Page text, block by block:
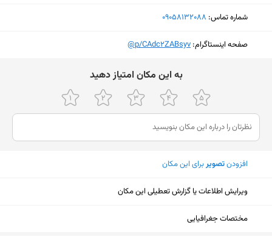
شماره تماس: ‎09058132088
صفحه اینستاگرام: ‎@p/CAdc2ZABsyv
ﺑﻪ اﯾﻦ ﻣﮑﺎن اﻣﺘﯿﺎز دﻫﯿﺪ
افزودنتصویربرای این مکان
ویرایش اطلاعات یا گزارش تعطیلی این مکان
مختصات جغرافیایی